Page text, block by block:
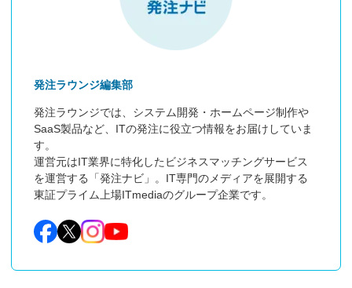
発注ラウンジ編集部
発注ラウンジでは、システム開発・ホームページ制作や
SaaS製品など、ITの発注に役立つ情報をお届けしていま
す。
運営元はIT業界に特化したビジネスマッチングサービス
を運営する「発注ナビ」。IT専門のメディアを展開する
東証プライム上場ITmediaのグループ企業です。